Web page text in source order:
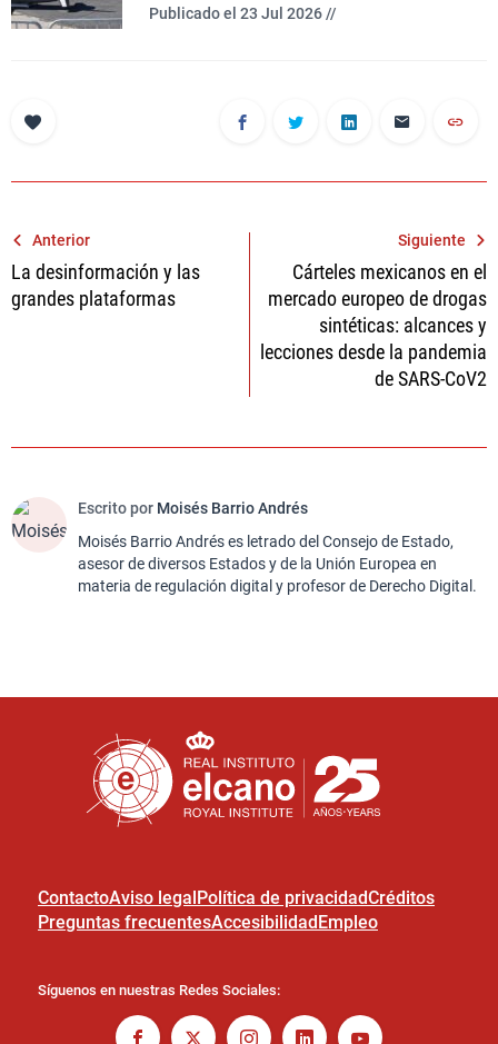
Publicado el 23 Jul 2026 //
Navegación
de
entradas
Anterior
La desinformación y las
grandes plataformas
Siguiente
Cárteles mexicanos en el
mercado europeo de drogas
sintéticas: alcances y
lecciones desde la pandemia
de SARS-CoV2
Escrito por Moisés Barrio Andrés
Moisés Barrio Andrés es letrado del Consejo de Estado,
asesor de diversos Estados y de la Unión Europea en
materia de regulación digital y profesor de Derecho Digital.
ContactoAviso legalPolítica de privacidadCréditos
Preguntas frecuentesAccesibilidadEmpleo
Síguenos en nuestras Redes Sociales: